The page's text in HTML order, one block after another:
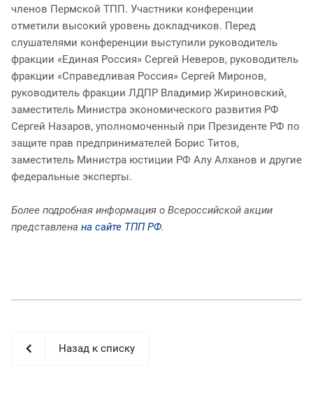
членов Пермской ТПП. Участники конференции
отметили высокий уровень докладчиков. Перед
слушателями конференции выступили руководитель
фракции «Единая Россия» Сергей Неверов, руководитель
фракции «Справедливая Россия» Сергей Миронов,
руководитель фракции ЛДПР Владимир Жириновский,
заместитель Министра экономического развития РФ
Сергей Назаров, уполномоченный при Президенте РФ по
защите прав предпринимателей Борис Титов,
заместитель Министра юстиции РФ Алу Алханов и другие
федеральные эксперты.
Более подробная информация о Всероссийской акции
представлена на сайте ТПП РФ.
Назад к списку